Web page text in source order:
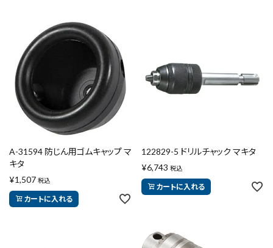
A-31594 防じん用ゴムキャップ マ
キタ
¥1,507 税込
カートに入れる
122829-5 ドリルチャック マキタ
¥6,743 税込
カートに入れる